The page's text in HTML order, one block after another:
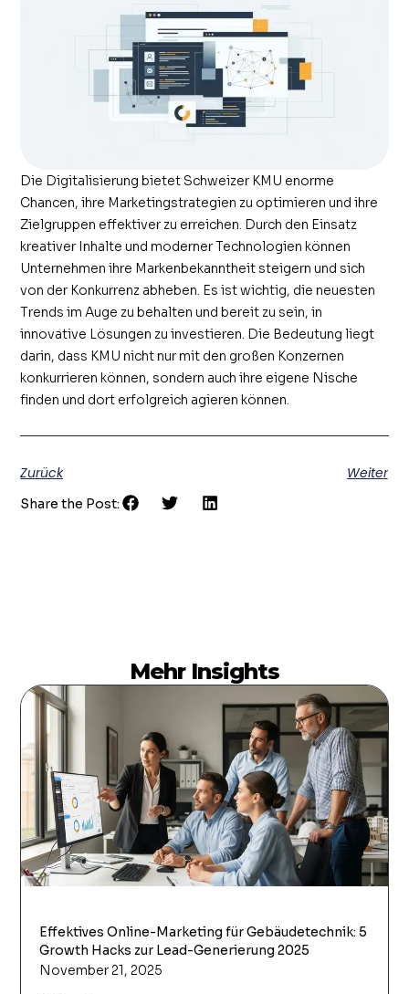
Die Digitalisierung bietet Schweizer KMU enorme
Chancen, ihre Marketingstrategien zu optimieren und ihre
Zielgruppen effektiver zu erreichen. Durch den Einsatz
kreativer Inhalte und moderner Technologien können
Unternehmen ihre Markenbekanntheit steigern und sich
von der Konkurrenz abheben. Es ist wichtig, die neuesten
Trends im Auge zu behalten und bereit zu sein, in
innovative Lösungen zu investieren. Die Bedeutung liegt
darin, dass KMU nicht nur mit den großen Konzernen
konkurrieren können, sondern auch ihre eigene Nische
finden und dort erfolgreich agieren können.
Zurück Weiter
Share the Post:
Mehr Insights
Effektives Online-Marketing für Gebäudetechnik: 5
Growth Hacks zur Lead-Generierung 2025
November 21, 2025